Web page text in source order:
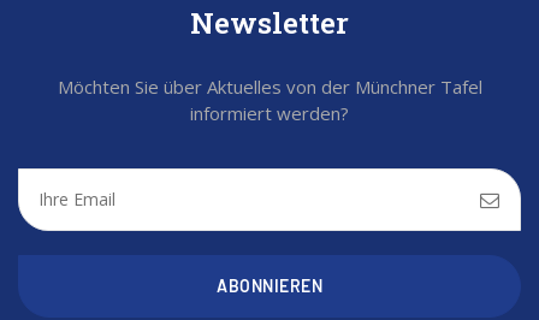
Newsletter
Möchten Sie über Aktuelles von der Münchner Tafel
informiert werden?
ABONNIEREN